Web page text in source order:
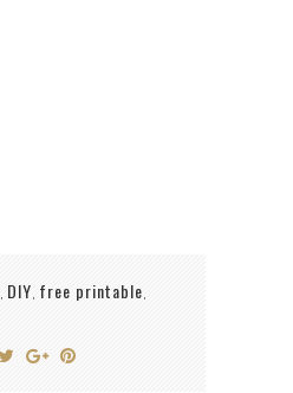
, DIY, free printable,